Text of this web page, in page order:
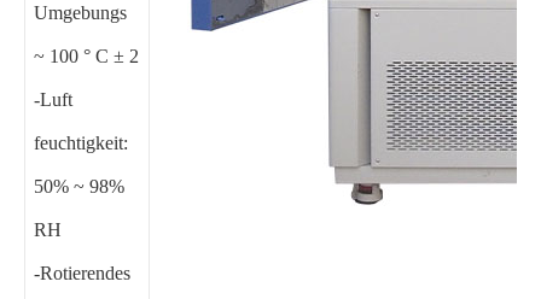
Umgebungs
~ 100 ° C ± 2
-Luft
feuchtigkeit:
50% ~ 98%
RH
-Rotierendes